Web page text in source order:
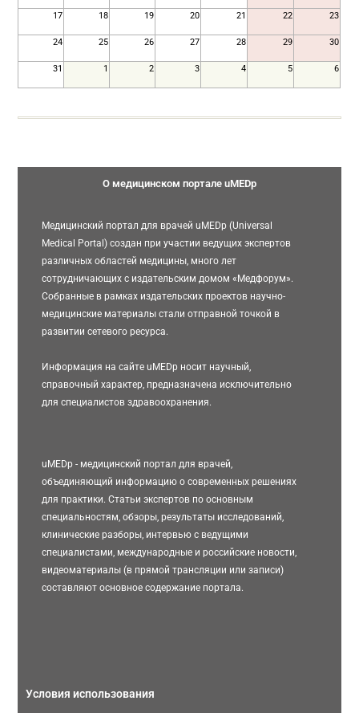
17 18 19 20 21 22 23
24 25 26 27 28 29 30
31 1 2 3 4 5 6
О медицинском портале uMEDp
Медицинский портал для врачей uMEDp (Universal
Medical Portal) создан при участии ведущих экспертов
различных областей медицины, много лет
сотрудничающих с издательским домом «Медфорум».
Собранные в рамках издательских проектов научно-
медицинские материалы стали отправной точкой в
развитии сетевого ресурса.
Информация на сайте uMEDp носит научный,
справочный характер, предназначена исключительно
для специалистов здравоохранения.
uMEDp - медицинский портал для врачей,
объединяющий информацию о современных решениях
для практики. Статьи экспертов по основным
специальностям, обзоры, результаты исследований,
клинические разборы, интервью с ведущими
специалистами, международные и российские новости,
видеоматериалы (в прямой трансляции или записи)
составляют основное содержание портала.
Условия использования